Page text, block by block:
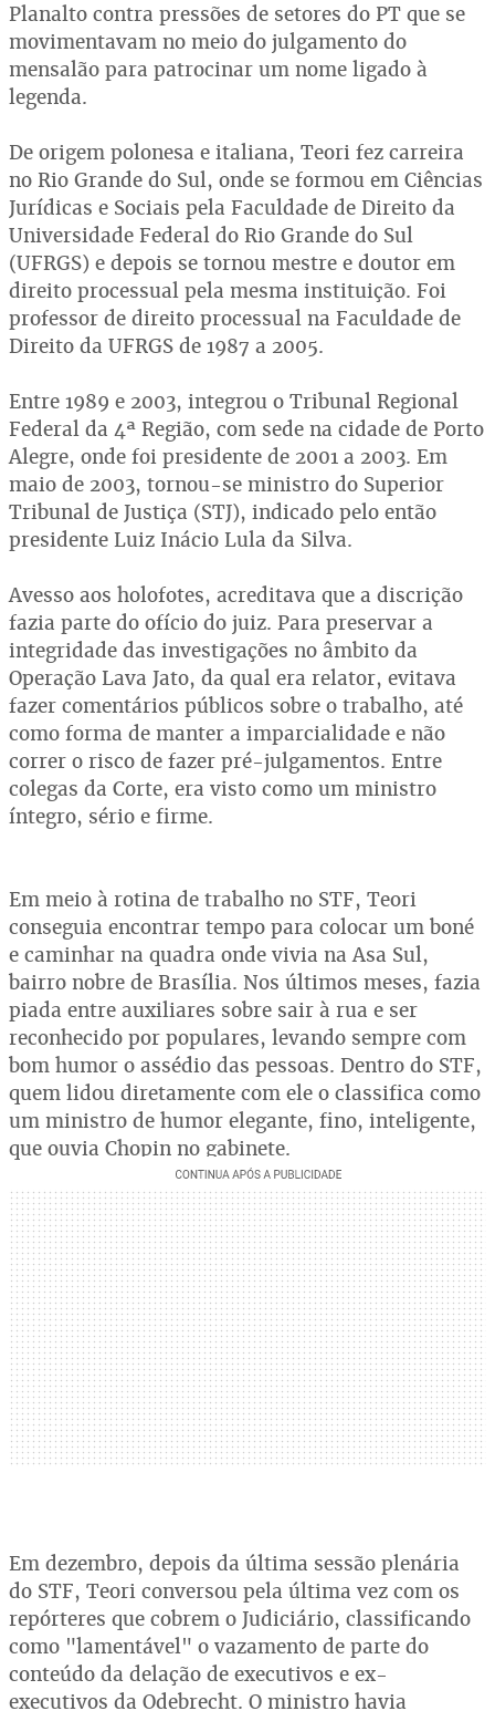
Planalto contra pressões de setores do PT que se
movimentavam no meio do julgamento do
mensalão para patrocinar um nome ligado à
legenda.
De origem polonesa e italiana, Teori fez carreira
no Rio Grande do Sul, onde se formou em Ciências
Jurídicas e Sociais pela Faculdade de Direito da
Universidade Federal do Rio Grande do Sul
(UFRGS) e depois se tornou mestre e doutor em
direito processual pela mesma instituição. Foi
professor de direito processual na Faculdade de
Direito da UFRGS de 1987 a 2005.
Entre 1989 e 2003, integrou o Tribunal Regional
Federal da 4ª Região, com sede na cidade de Porto
Alegre, onde foi presidente de 2001 a 2003. Em
maio de 2003, tornou-se ministro do Superior
Tribunal de Justiça (STJ), indicado pelo então
presidente Luiz Inácio Lula da Silva.
Avesso aos holofotes, acreditava que a discrição
fazia parte do ofício do juiz. Para preservar a
integridade das investigações no âmbito da
Operação Lava Jato, da qual era relator, evitava
fazer comentários públicos sobre o trabalho, até
como forma de manter a imparcialidade e não
correr o risco de fazer pré-julgamentos. Entre
colegas da Corte, era visto como um ministro
íntegro, sério e firme.
Em meio à rotina de trabalho no STF, Teori
conseguia encontrar tempo para colocar um boné
e caminhar na quadra onde vivia na Asa Sul,
bairro nobre de Brasília. Nos últimos meses, fazia
piada entre auxiliares sobre sair à rua e ser
reconhecido por populares, levando sempre com
bom humor o assédio das pessoas. Dentro do STF,
quem lidou diretamente com ele o classifica como
um ministro de humor elegante, fino, inteligente,
que ouvia Chopin no gabinete.
Em dezembro, depois da última sessão plenária
do STF, Teori conversou pela última vez com os
repórteres que cobrem o Judiciário, classificando
como "lamentável" o vazamento de parte do
conteúdo da delação de executivos e ex-
executivos da Odebrecht. O ministro havia